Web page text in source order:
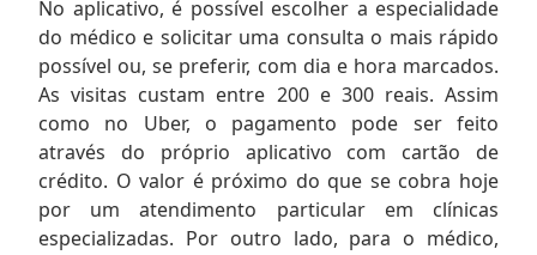
No aplicativo, é possível escolher a especialidade
do médico e solicitar uma consulta o mais rápido
possível ou, se preferir, com dia e hora marcados.
As visitas custam entre 200 e 300 reais. Assim
como no Uber, o pagamento pode ser feito
através do próprio aplicativo com cartão de
crédito. O valor é próximo do que se cobra hoje
por um atendimento particular em clínicas
especializadas. Por outro lado, para o médico,